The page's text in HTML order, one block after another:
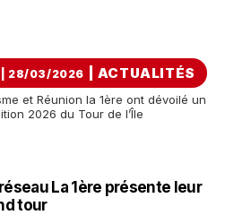
| 28/03/2026 ACTUALITÉS
et Réunion la 1ère ont dévoilé un
2026 du Tour de l’Île
La 1ère présente leur
tour